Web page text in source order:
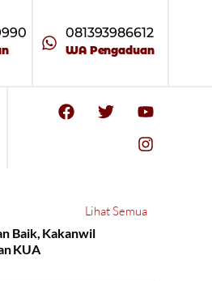
081393986612
WA Pengaduan
Lihat Semua
Baik, Kakanwil
KUA